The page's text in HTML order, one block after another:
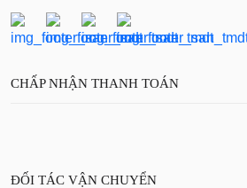
CHẤP NHẬN THANH TOÁN
ĐỐI TÁC VẬN CHUYỂN